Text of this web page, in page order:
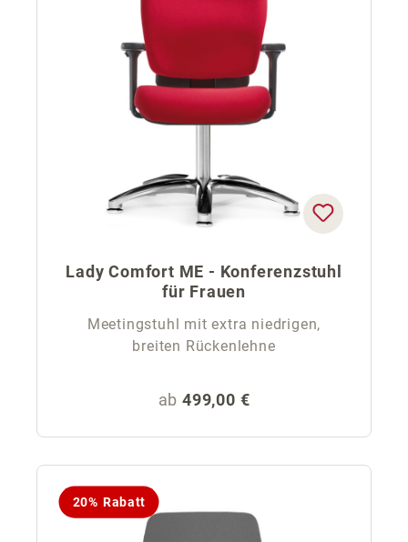
Lady Comfort ME - Konferenzstuhl
für Frauen
Meetingstuhl mit extra niedrigen,
breiten Rückenlehne
Regulärer Preis:
ab 499,00 €
20% Rabatt